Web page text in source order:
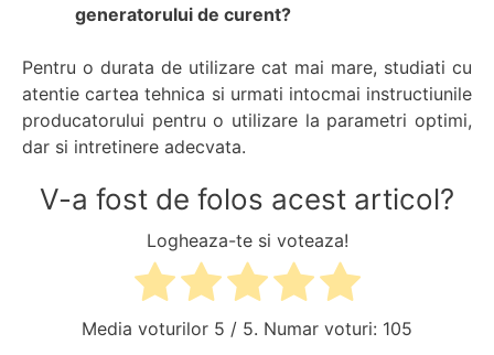
generatorului de curent?
Pentru o durata de utilizare cat mai mare, studiati cu
atentie cartea tehnica si urmati intocmai instructiunile
producatorului pentru o utilizare la parametri optimi,
dar si intretinere adecvata.
V-a fost de folos acest articol?
Logheaza-te si voteaza!
Media voturilor 5 / 5. Numar voturi: 105